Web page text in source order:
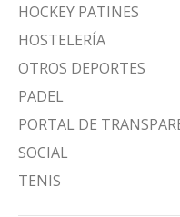
HOCKEY PATINES
HOSTELERÍA
OTROS DEPORTES
PADEL
PORTAL DE
SOCIAL
TENIS